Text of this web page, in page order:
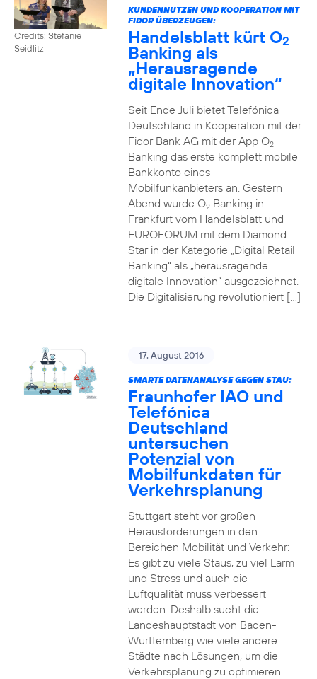
Credits: Stefanie
Seidlitz
KUNDENNUTZEN UND KOOPERATION MIT
FIDOR ÜBERZEUGEN:
Handelsblatt kürt O2
Banking als
„Herausragende
digitale Innovation“
Seit Ende Juli bietet Telefónica
Deutschland in Kooperation mit der
Fidor Bank AG mit der App O2
Banking das erste komplett mobile
Bankkonto eines
Mobilfunkanbieters an. Gestern
Abend wurde O2Banking in
Frankfurt vom Handelsblatt und
EUROFORUM mit dem Diamond
Star in der Kategorie „Digital Retail
Banking“ als „herausragende
digitale Innovation“ ausgezeichnet.
Die Digitalisierung revolutioniert […]
17. August 2016
SMARTE DATENANALYSE GEGEN STAU:
Fraunhofer IAO und
Telefónica
Deutschland
untersuchen
Potenzial von
Mobilfunkdaten für
Verkehrsplanung
Stuttgart steht vor großen
Herausforderungen in den
Bereichen Mobilität und Verkehr:
Es gibt zu viele Staus, zu viel Lärm
und Stress und auch die
Luftqualität muss verbessert
werden. Deshalb sucht die
Landeshauptstadt von Baden-
Württemberg wie viele andere
Städte nach Lösungen, um die
Verkehrsplanung zu optimieren.